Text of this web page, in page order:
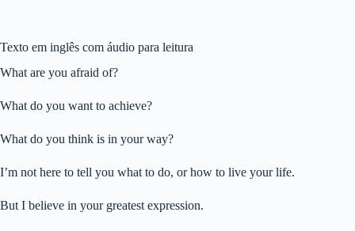
Texto em inglês com áudio para leitura
What are you afraid of?
What do you want to achieve?
What do you think is in your way?
I’m not here to tell you what to do, or how to live your life.
But I believe in your greatest expression.